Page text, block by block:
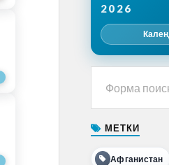
2026
МЕТКИ
Афганистан